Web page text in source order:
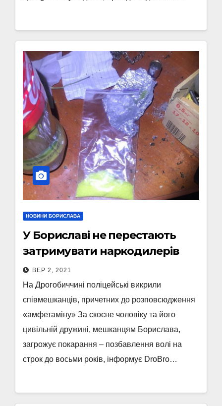
НОВИНИ БОРИСЛАВА
У Бориславі не перестають
затримувати наркодилерів
ВЕР 2, 2021
На Дрогобиччині поліцейські викрили
співмешканців, причетних до розповсюдження
«амфетаміну» За скоєне чоловіку та його
цивільній дружині, мешканцям Борислава,
загрожує покарання – позбавлення волі на
строк до восьми років, інформує DroBro…